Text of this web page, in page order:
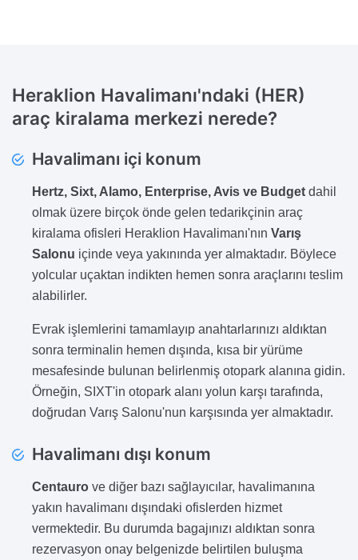
Heraklion Havalimanı'ndaki (HER)
araç kiralama merkezi nerede?
Havalimanı içi konum
Hertz, Sixt, Alamo, Enterprise, Avis ve Budget dahil
olmak üzere birçok önde gelen tedarikçinin araç
kiralama ofisleri Heraklion Havalimanı'nın Varış
Salonu içinde veya yakınında yer almaktadır. Böylece
yolcular uçaktan indikten hemen sonra araçlarını teslim
alabilirler.
Evrak işlemlerini tamamlayıp anahtarlarınızı aldıktan
sonra terminalin hemen dışında, kısa bir yürüme
mesafesinde bulunan belirlenmiş otopark alanına gidin.
Örneğin, SIXT'in otopark alanı yolun karşı tarafında,
doğrudan Varış Salonu'nun karşısında yer almaktadır.
Havalimanı dışı konum
Centauro ve diğer bazı sağlayıcılar, havalimanına
yakın havalimanı dışındaki ofislerden hizmet
vermektedir. Bu durumda bagajınızı aldıktan sonra
rezervasyon onay belgenizde belirtilen buluşma